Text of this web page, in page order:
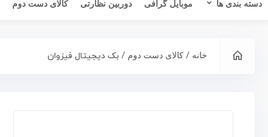
دسته بندی ها موبایل گرافی دوربین نظارتی کالای دست دوم
خانه / کالای دست دوم / بک دیجیتال فیزوان